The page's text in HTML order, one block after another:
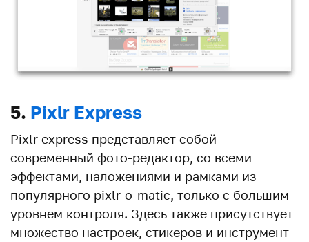
5. Pixlr Express
Pixlr express представляет собой
современный фото-редактор, со всеми
эффектами, наложениями и рамками из
популярного pixlr-o-matic, только с большим
уровнем контроля. Здесь также присутствует
множество настроек, стикеров и инструмент